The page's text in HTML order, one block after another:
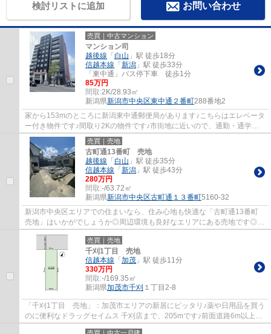
検討リストに追加 お問い合わせ
売買｜中古マンション
マンション司
越後線 「 白山 」駅 徒歩18分
信越本線 「 新潟 」駅 徒歩33分
「東中通」バス停下車 徒歩1分
85万円
間取:2K/28.93㎡
新潟県新潟市中央区東中通２番町288番地2
家から153mのところに新潟東中通郵便局があります♪こちらはエレベータ
ー付き物件です♪間取り2Kの物件です♪市街地に近いので、通勤・通学に
も便利です♪新潟市中央区の越後線白山エリア...
売買｜売地
古町通13番町 売地
越後線 「 白山 」駅 徒歩35分
信越本線 「 新潟 」駅 徒歩43分
280万円
間取:-/63.72㎡
新潟県新潟市中央区古町通１３番町5160-32
新潟市中央区エリアでの住まいなら、住み心地も快適な「古町通13番町
売地」はいかがでしょうか◎周辺環境も良好なエリアにある売地です◎一
定の病院や老人福祉センターなどの医療福祉...
売買｜売地
千刈1丁目 売地
信越本線 「 加茂 」駅 徒歩11分
330万円
間取:-/169.35㎡
新潟県加茂市千刈 １丁目2-8
「千刈1丁目 売地」：加茂市エリアの新居にピッタリ♪薬や日用品を買う
のに便利なドラッグセイムス 千刈店まで、205mです♪前面道路6m以上は
確保しているので車の出し入れもラクラクで...